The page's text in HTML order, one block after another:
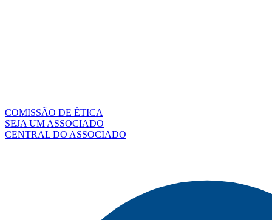
COMISSÃO DE ÉTICA
SEJA UM ASSOCIADO
CENTRAL DO ASSOCIADO